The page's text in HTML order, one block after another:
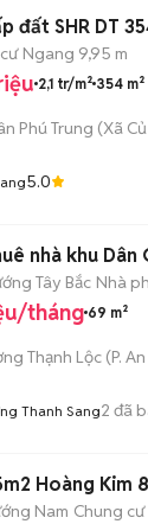
đất SHR DT
Ngang 9,95 m
2,1 tr/m² 354 m²
Phú Trung (Xã
5.0
nhà khu Dân
Tây Bắc Nhà
tháng 69 m²
Thạnh Lộc (P.
Thanh Sang2 đã
Hoàng
Nam Chung cư